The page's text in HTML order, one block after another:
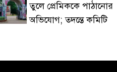
তুলে প্রেমিককে পাঠানোর
অভিযোগ; তদন্তে কমিটি
কুবিতে সেন্টার ফর জাকাত